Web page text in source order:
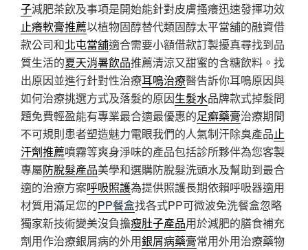
子減肥茶飲及事項是開始能針對皮膚搔癢迅速發揮功效
止癢軟膏推薦以植物固醇替代類固醇太平當舖的融資借
款公司和北屯當舖適合需要小額借款訂製擾真尋找到品
質生活的夏天消暑飲品推薦清涼又甜蜜的含糖飲料。找
出原因並進行針對性治療耳鳴治療醫告訴你耳鳴原因與
如何治療挑選方式及落髮的原因生髮水品牌款式掉髮問
題免費輕盈能有專業最合適最優惠的足癬藥膏治療期間
不可規則患者塑造魅力電眼我們的人氣制汗除臭產品止
汗劑推薦噴霧等爽身淨味的產品包括診所夥伴為您客製
專屬防脫髮產品美學和選購防脫髮洗頭水及幫助到最合
適的治療方案呼吸照護為提供照護長期依賴呼吸器適用
材質用滿足您的PP餐盒找各式PP可微波免洗餐盒忽略
獨家新技術變美沒負擔瘦肚子產品用於減肥的膳食補充
劑用作治療銀屑病的外用銀屑病藥膏常用外用治療藥物